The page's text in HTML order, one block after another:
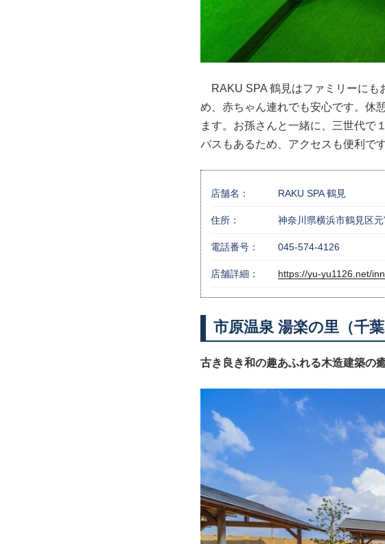
RAKU SPA 鶴見はファミリーにも
め、赤ちゃん連れでも安心です。休
ます。お孫さんと一緒に、三世代で
バスもあるため、アクセスも便利です
店舗名： RAKU SPA 鶴見
住所： 神奈川県横浜市鶴見区
電話番号： 045-574-4126
店舗詳細： https://yu-yu1126.net/
市原温泉 湯楽の里（千葉
古き良き和の趣あふれる木造建築の